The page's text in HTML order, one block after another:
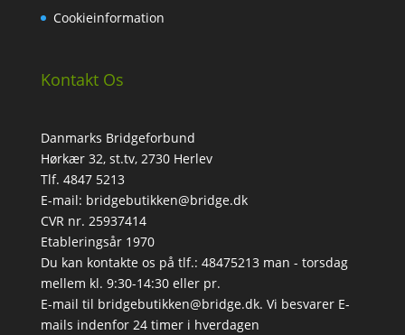
Cookieinformation
Kontakt Os
Danmarks Bridgeforbund
Hørkær 32, st.tv, 2730 Herlev
Tlf. 4847 5213
E-mail: bridgebutikken@bridge.dk
CVR nr. 25937414
Etableringsår 1970
Du kan kontakte os på tlf.: 48475213 man - torsdag
mellem kl. 9:30-14:30 eller pr.
E-mail til bridgebutikken@bridge.dk. Vi besvarer E-
mails indenfor 24 timer i hverdagen